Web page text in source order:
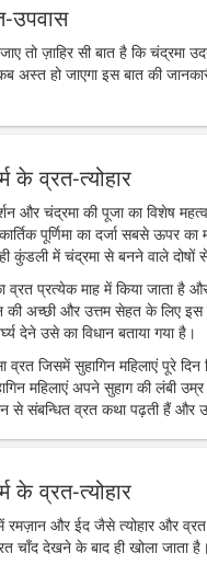
उपवास
तो ज़ाहिर सी बात है कि
हो जाएगा इस बात की
के व्रत-त्योहार
और चंद्रमा की पूजा का विशेष
पूर्णिमा का दर्जा सबसे
कुंडली में चंद्रमा से बनने वाले दोषों
व्रत प्रत्येक माह में किया जाता है
की अच्छी और उत्तम सेहत के लिए
देने उसे का विधान बताया गया है।
व्रत जिसमें सुहागिन महिलाएं पूरे
महिलाएं अपने सुहाग की लंबी
से संबन्धित व्रत कथा पढ़ती हैं और
के व्रत-त्योहार
में रमज़ान और ईद जैसे त्योहार और
चाँद देखने के बाद ही खोला जाता है।